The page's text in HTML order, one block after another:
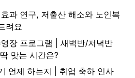
과 연구, 저출산 해소와 노인복
려요
장 프로그램 | 새벽반/저녁반
맞는 시간은?
언제 하는지 | 취업 축하 인사